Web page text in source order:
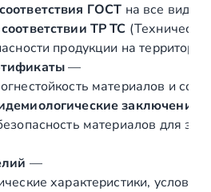
ГОСТ на все виды
ТР ТС
продукции на
—
материалов и
заключения
материалов для
—
характеристики,